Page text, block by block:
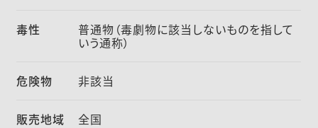
毒性 普通物（毒劇物に該当しないものを指して
いう通称）
危険物 非該当
販売地域 全国